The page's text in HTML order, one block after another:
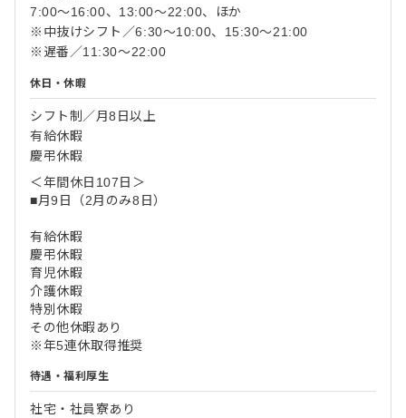
7:00～16:00、13:00～22:00、ほか
※中抜けシフト／6:30～10:00、15:30～21:00
※遅番／11:30～22:00
休日・休暇
シフト制／月8日以上
有給休暇
慶弔休暇
＜年間休日107日＞
■月9日（2月のみ8日）
有給休暇
慶弔休暇
育児休暇
介護休暇
特別休暇
その他休暇あり
※年5連休取得推奨
待遇・福利厚生
社宅・社員寮あり